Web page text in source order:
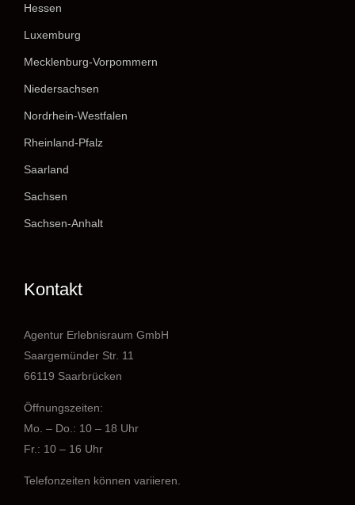
Hessen
Luxemburg
Mecklenburg-Vorpommern
Niedersachsen
Nordrhein-Westfalen
Rheinland-Pfalz
Saarland
Sachsen
Sachsen-Anhalt
Kontakt
Agentur Erlebnisraum GmbH
Saargemünder Str. 11
66119 Saarbrücken
Öffnungszeiten:
Mo. – Do.: 10 – 18 Uhr
Fr.: 10 – 16 Uhr
Telefonzeiten können variieren.